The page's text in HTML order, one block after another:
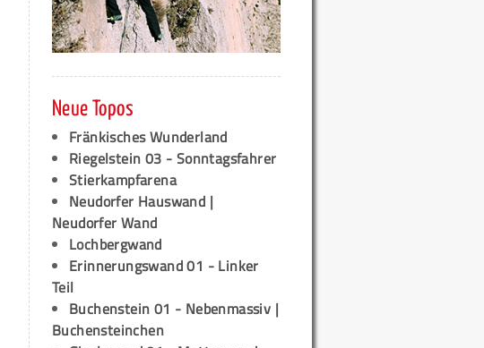
Neue Topos
Fränkisches Wunderland
Riegelstein 03 - Sonntagsfahrer
Stierkampfarena
Neudorfer Hauswand |
Neudorfer Wand
Lochbergwand
Erinnerungswand 01 - Linker
Teil
Buchenstein 01 - Nebenmassiv |
Buchensteinchen